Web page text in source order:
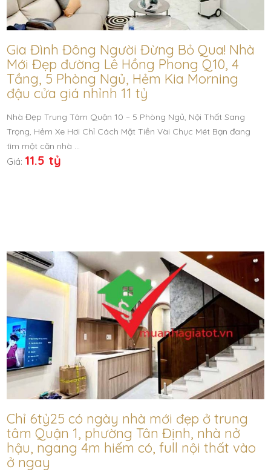
Gia Đình Đông Người Đừng Bỏ Qua! Nhà
Mới Đẹp đường Lê Hồng Phong Q10, 4
Tầng, 5 Phòng Ngủ, Hẻm Kia Morning
đậu cửa giá nhỉnh 11 tỷ
Nhà Đẹp Trung Tâm Quận 10 – 5 Phòng Ngủ, Nội Thất Sang
Trọng, Hẻm Xe Hơi Chỉ Cách Mặt Tiền Vài Chục Mét Bạn đang
tìm một căn nhà …
Giá: 11.5 tỷ
Chỉ 6tỷ25 có ngày nhà mới đẹp ở trung
tâm Quận 1, phường Tân Định, nhà nở
hậu, ngang 4m hiếm có, full nội thất vào
ở ngay